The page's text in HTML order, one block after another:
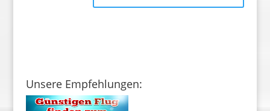
Unsere Empfehlungen: